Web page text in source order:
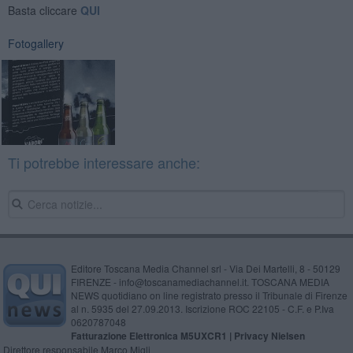
Basta cliccare QUI
Fotogallery
Ti potrebbe interessare anche:
Editore Toscana Media Channel srl - Via Dei Martelli, 8 - 50129
FIRENZE - info@toscanamediachannel.it. TOSCANA MEDIA
NEWS quotidiano on line registrato presso il Tribunale di Firenze
al n. 5935 del 27.09.2013. Iscrizione ROC 22105 - C.F. e P.Iva
0620787048
Fatturazione Elettronica M5UXCR1 | Privacy Nielsen
Direttore responsabile Marco Migli